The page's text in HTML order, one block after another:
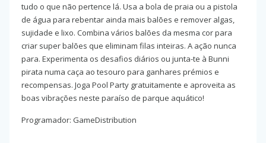
tudo o que não pertence lá. Usa a bola de praia ou a pistola
de água para rebentar ainda mais balões e remover algas,
sujidade e lixo. Combina vários balões da mesma cor para
criar super balões que eliminam filas inteiras. A ação nunca
para. Experimenta os desafios diários ou junta-te à Bunni
pirata numa caça ao tesouro para ganhares prémios e
recompensas. Joga Pool Party gratuitamente e aproveita as
boas vibrações neste paraíso de parque aquático!
Programador: GameDistribution